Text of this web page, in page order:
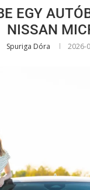
EGY
NISSAN
Spuriga Dóra 2026-